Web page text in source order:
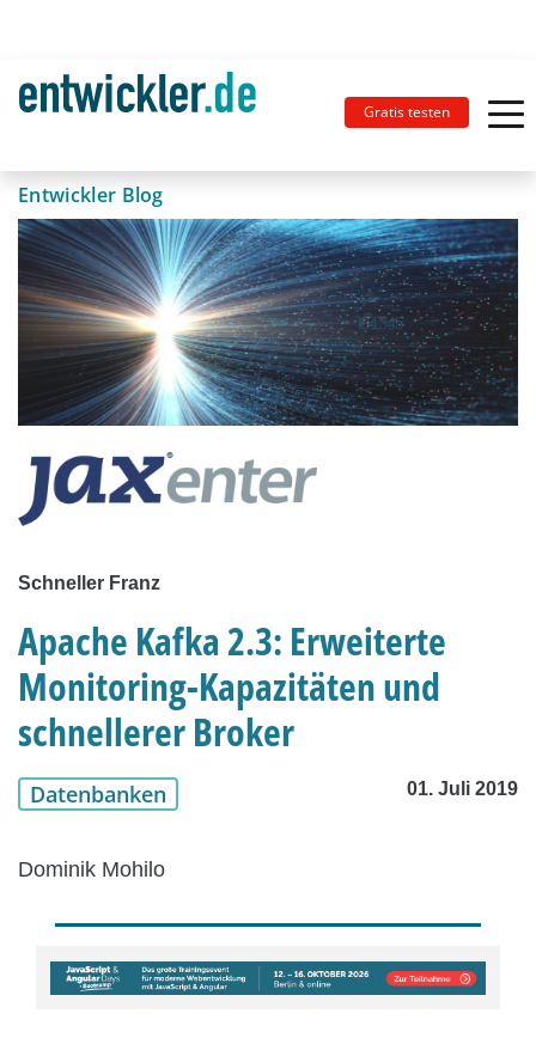
Gratis testen
Entwickler Blog
Schneller Franz
Apache Kafka 2.3: Erweiterte
Monitoring-Kapazitäten und
schnellerer Broker
Datenbanken 01. Juli 2019
Dominik Mohilo